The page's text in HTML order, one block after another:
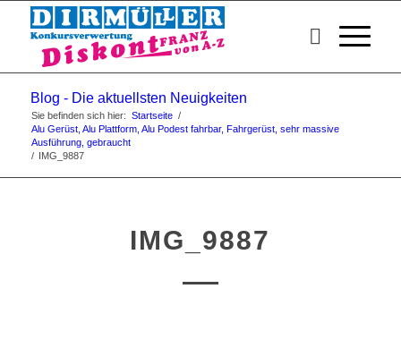
Blog - Die aktuellsten Neuigkeiten
Sie befinden sich hier: Startseite /
Alu Gerüst, Alu Plattform, Alu Podest fahrbar, Fahrgerüst, sehr massive
Ausführung, gebraucht
/ IMG_9887
IMG_9887